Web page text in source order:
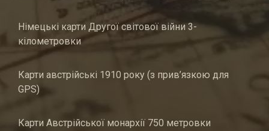
Німецькі карти Другої світової війни 3-
кілометровки
Карти австрійські 1910 року (з прив’язкою для
GPS)
Карти Австрійської монархії 750 метровки